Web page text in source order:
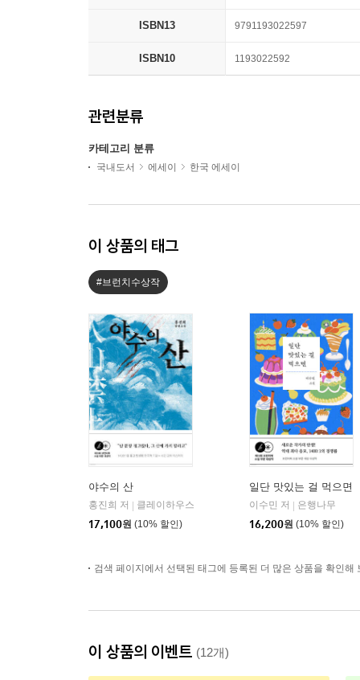
ISBN13 9791193022597
ISBN10 1193022592
관련분류
카테고리 분류
국내도서 에세이 한국 에세이
이 상품의 태그
#브런치수상작
야수의 산
홍진희 저
클레이하우스
17,100원 (10% 할인)
일단 맛있는 걸 먹으면
이수민 저
은행나무
16,200원 (10% 할인)
검색 페이지에서 선택된 태그에 등록된 더 많은 상품을 확인해
이 상품의 이벤트 (12개)